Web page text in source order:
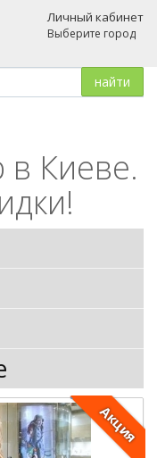
Личный кабинет
Выберите город
в Киеве.
Акция